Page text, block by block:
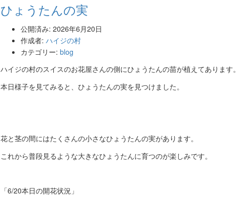
ひょうたんの実
公開済み: 2026年6月20日
作成者: ハイジの村
カテゴリー: blog
ハイジの村のスイスのお花屋さんの側にひょうたんの苗が植えてあります。
本日様子を見てみると、ひょうたんの実を見つけました。
花と茎の間にはたくさんの小さなひょうたんの実があります。
これから普段見るような大きなひょうたんに育つのが楽しみです。
「6/20本日の開花状況」